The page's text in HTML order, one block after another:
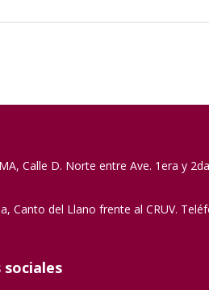
Calle D. Norte entre Ave. 1era y
Canto del Llano frente al CRUV.